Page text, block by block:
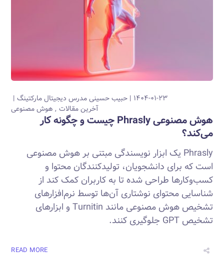
۱۴۰۴-۰۱-۲۳ حبیب حسینیمدرس دیجیتال مارکتینگ
آخرین مقالات
هوش مصنوعی
هوش مصنوعی Phrasly چیست و چگونه کار
می‌کند؟
Phrasly یک ابزار نویسندگی مبتنی بر هوش مصنوعی
است که برای دانشجویان، تولیدکنندگان محتوا و
کسب‌وکارها طراحی شده تا به کاربران کمک کند از
شناسایی محتوای نوشتاری آن‌ها توسط نرم‌افزارهای
تشخیص هوش مصنوعی مانند Turnitin و ابزارهای
تشخیص GPT جلوگیری کنند.
READ MORE